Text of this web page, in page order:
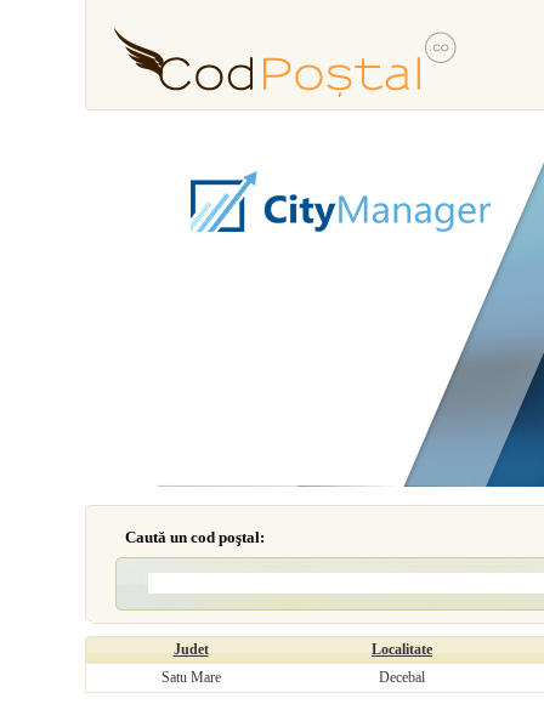
Caută un cod poştal:
Judet
Localitate
Satu Mare
Decebal